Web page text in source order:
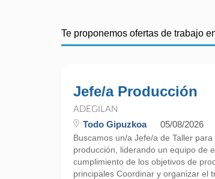
Te proponemos ofertas de trabajo
Jefe/a Producción
ADEGILAN
Todo Gipuzkoa 05/08/2026
Buscamos un/a Jefe/a de Taller
producción, liderando un equipo de
cumplimiento de los objetivos de
principales Coordinar y organizar el